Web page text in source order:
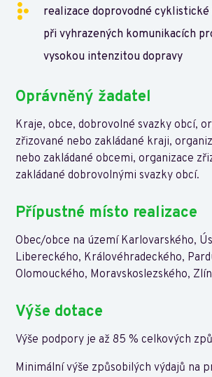
realizace doprovodné
při vyhrazených komunikacích
vysokou intenzitou dopravy
Oprávněný žadatel
Kraje, obce, dobrovolné svazky obcí,
zřizované nebo zakládané kraji,
nebo zakládané obcemi, organizace
zakládané dobrovolnými svazky obcí.
Přípustné místo realizace
Obec/obce na území Karlovarského,
Libereckého, Královéhradeckého,
Olomouckého, Moravskoslezského,
Výše dotace
Výše podpory je až 85 % celkových
Minimální výše způsobilých výdajů na